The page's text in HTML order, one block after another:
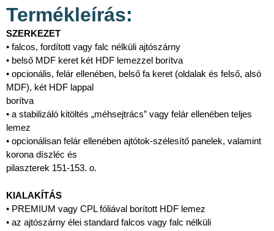
Termékleírás:
SZERKEZET
• falcos, fordított vagy falc nélküli ajtószárny
• belső MDF keret két HDF lemezzel borítva
• opcionális, felár ellenében, belső fa keret (oldalak és felső, alsó
MDF), két HDF lappal
borítva
• a stabilizáló kitöltés „méhsejtrács” vagy felár ellenében teljes
lemez
• opcionálisan felár ellenében ajtótok-szélesítő panelek, valamint
korona díszléc és
pilaszterek 151-153. o.
KIALAKÍTÁS
• PREMIUM vagy CPL fóliával borított HDF lemez
• az ajtószárny élei standard falcos vagy falc nélküli